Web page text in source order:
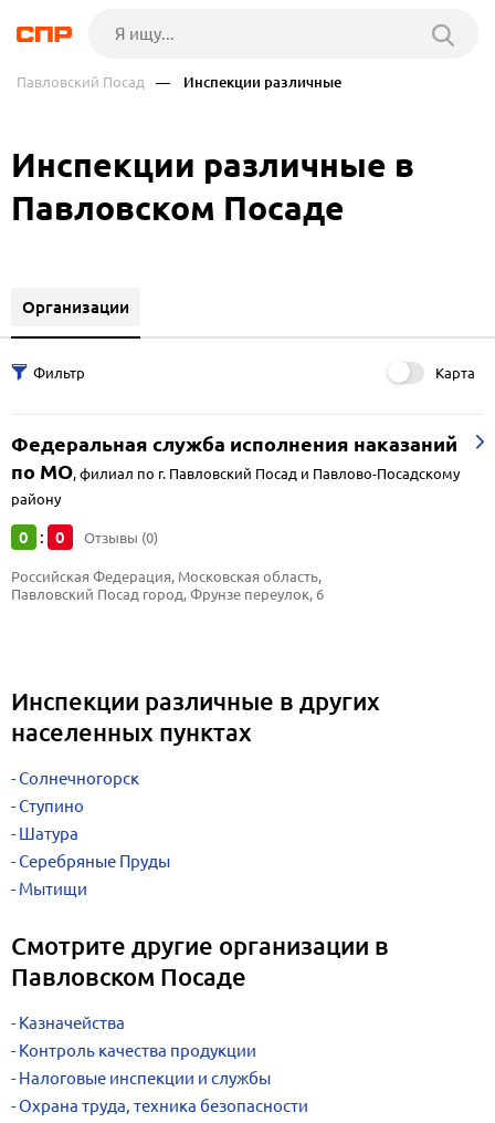
Павловский Посад — Инспекции различные
Инспекции различные в
Павловском Посаде
Организации
Карта
Федеральная служба исполнения наказаний
по МО,филиал по г. Павловский Посад и Павлово-Посадскому
району
0 : 0 Отзывы (0)
Российская Федерация, Московская область,
Павловский Посад город, Фрунзе переулок, 6
Инспекции различные в других
населенных пунктах
Солнечногорск
Ступино
Шатура
Серебряные Пруды
Мытищи
Смотрите другие организации в
Павловском Посаде
Казначейства
Контроль качества продукции
Налоговые инспекции и службы
Охрана труда, техника безопасности